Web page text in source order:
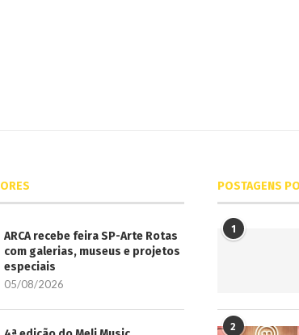
ARCA recebe feira SP-Arte Rotas
com galerias, museus e projetos
especiais
05/08/2026
POSTAGENS
1
2